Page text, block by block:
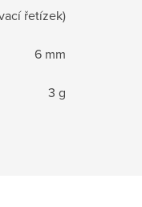
řetízek)
6 mm
3 g